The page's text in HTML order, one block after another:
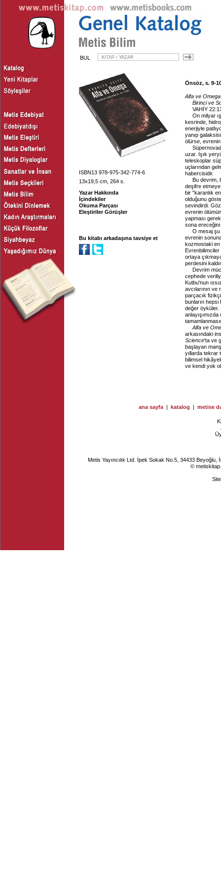
BUL
ISBN13 978-975-342-774-6
13x19,5 cm, 264 s.
Yazar Hakkında
İçindekiler
Okuma Parçası
Eleştiriler Görüşler
Bu kitabı arkadaşına tavsiye et
Önsöz, s. 9-
Alfa ve
Birinci ve
VAHİY
On milyar
kesrinde,
enerjiyle
yanıp
ölürse, evrenin
uzar. Işık
teleskoplar
uçlarından
habercisidir.
Bu devrim,
deşifre etmeye
bir "karanlık
olduğunu
sevindirdi.
evrenin
yapması
sona ereceğini
O mesaj
evrenin
kozmostaki en
ortaya
perdesini
Devrim
cephede
Kutbu'nun
avcılarının
parçacık
bunların hepsi
değer öyküler.
Alfa ve
arkasındaki
Science'ta ve
başlayan
yıllarda tekrar
bilimsel
ve kendi yok
ana sayfa | katalog | metise
Metis Yayıncılık Ltd. İpek Sokak No.5, 34433
©